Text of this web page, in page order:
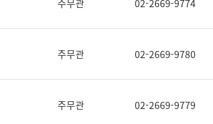
주무관 02-2669-9774
주무관 02-2669-9780
주무관 02-2669-9779